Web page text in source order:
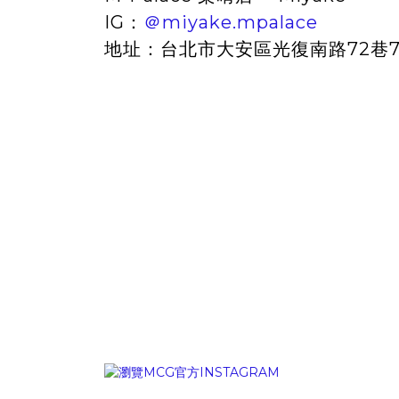
IG： ＠miyake.mpalace
地址：台北市大安區光復南路72巷